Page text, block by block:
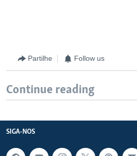
Partilhe Follow us
Continue reading
SIGA-NOS